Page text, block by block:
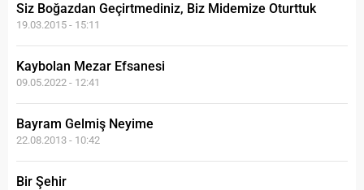
Siz Boğazdan Geçirtmediniz, Biz Midemize Oturttuk
19.03.2015 - 15:11
Kaybolan Mezar Efsanesi
09.05.2022 - 12:41
Bayram Gelmiş Neyime
22.08.2013 - 10:42
Bir Şehir